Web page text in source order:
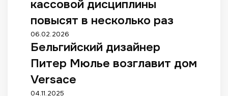
С
п
о
т
е
б
а
ф
з
а
н
р
у
кассовой дисциплины
повысят в несколько раз
Б
е
ь
г
06.02.2026
Бельгийский дизайнер
Питер Мюлье возглавит дом
Versace
В
04.11.2025